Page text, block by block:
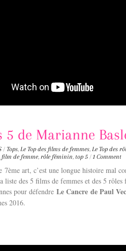
5 de Marianne
/ Tops, Le Top des films de femmes, Le Top des
film de femme, rôle féminin, top 5 / 1 Comment
7ème art, c’est une longue histoire mal
liste des 5 films de femmes et des 5
pour défendre Le Cancre de Paul
2016.